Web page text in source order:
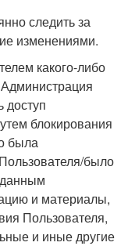
следить за
изменениями.
какого-либо
доступ
блокирования
была
было
и материалы,
Пользователя,
и иные другие